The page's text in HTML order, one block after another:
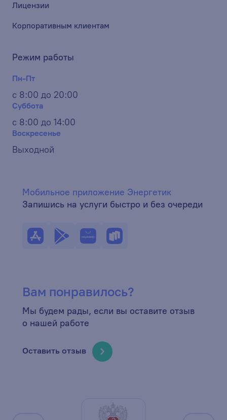
Лицензии
Корпоративным клиентам
Режим работы
Пн-Пт
с 8:00 до 20:00
Суббота
с 8:00 до 14:00
Воскресенье
Выходной
Мобильное приложение Энергетик
Запишись на услуги быстро и без очереди
Вам понравилось?
Мы будем рады, если вы оставите отзыв
о нашей работе
Оставить отзыв